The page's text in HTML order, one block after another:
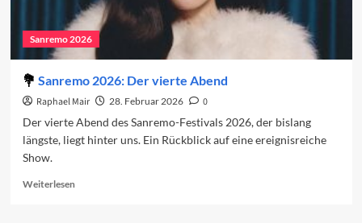
Sanremo 2026
Sanremo 2026: Der vierte Abend
Raphael Mair 28. Februar 2026
0
Der vierte Abend des Sanremo-Festivals 2026, der bislang
längste, liegt hinter uns. Ein Rückblick auf eine ereignisreiche
Show.
WeiterlesenRead